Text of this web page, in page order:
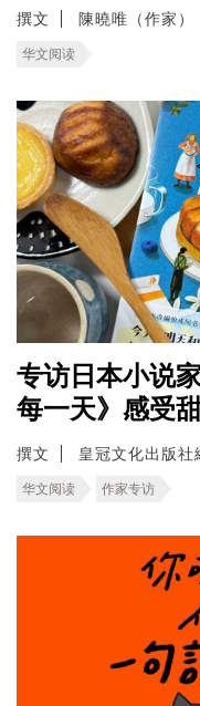
撰文 陳曉唯（作家）
华文阅读
专访日本小说
每一天》感受
撰文 皇冠文化出版社
华文阅读 作家专访